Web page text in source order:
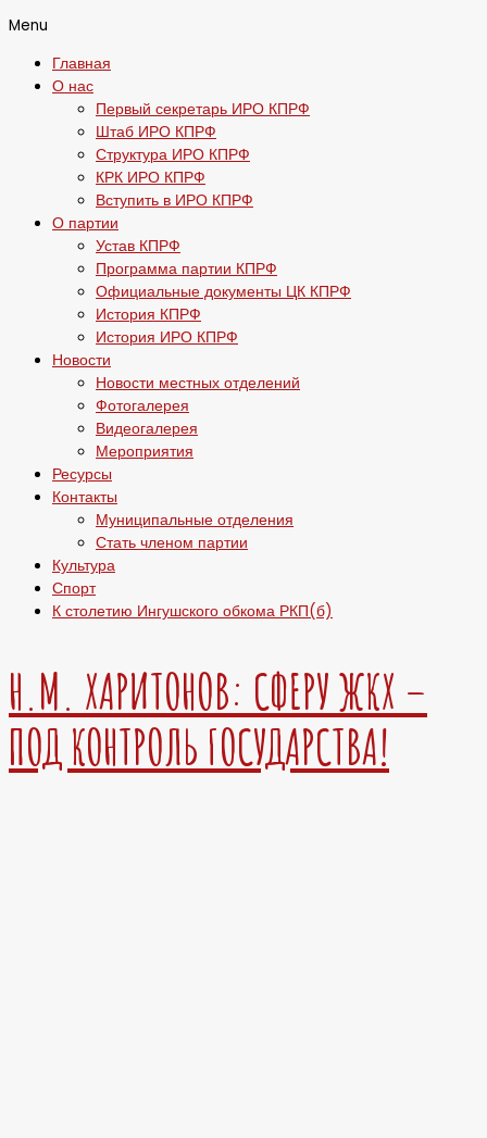
Menu
Главная
О нас
Первый секретарь ИРО КПРФ
Штаб ИРО КПРФ
Структура ИРО КПРФ
КРК ИРО КПРФ
Вступить в ИРО КПРФ
О партии
Устав КПРФ
Программа партии КПРФ
Официальные документы ЦК КПРФ
История КПРФ
История ИРО КПРФ
Новости
Новости местных отделений
Фотогалерея
Видеогалерея
Мероприятия
Ресурсы
Контакты
Муниципальные отделения
Стать членом партии
Культура
Спорт
К столетию Ингушского обкома РКП(б)
Н.М. ХАРИТОНОВ: СФЕРУ ЖКХ –
ПОД КОНТРОЛЬ ГОСУДАРСТВА!